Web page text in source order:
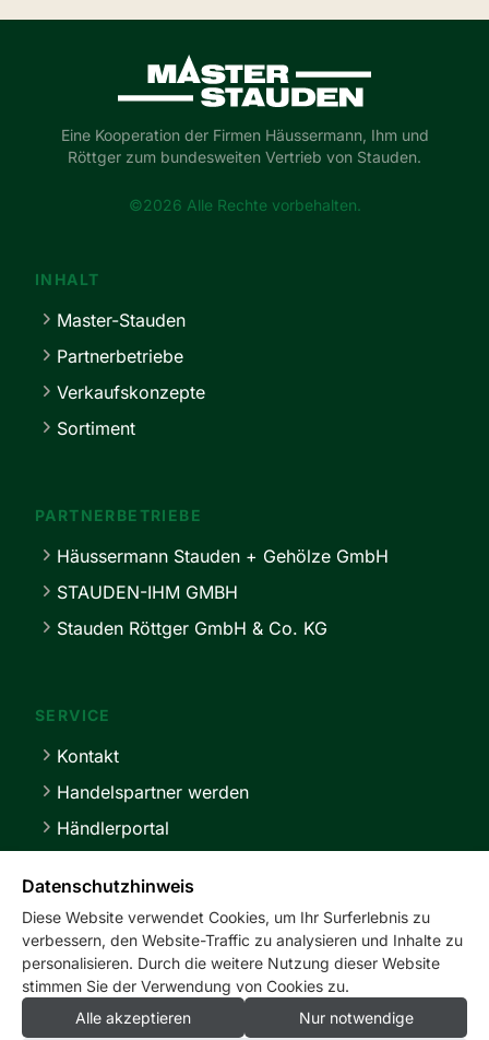
Master-Stauden
Eine Kooperation der Firmen Häussermann, Ihm und
Röttger zum bundesweiten Vertrieb von Stauden.
©2026 Alle Rechte vorbehalten.
INHALT
Master-Stauden
Partnerbetriebe
Verkaufskonzepte
Sortiment
PARTNERBETRIEBE
Häussermann Stauden + Gehölze GmbH
STAUDEN-IHM GMBH
Stauden Röttger GmbH & Co. KG
SERVICE
Kontakt
Handelspartner werden
Händlerportal
service@master-stauden.de 0 41 03 / 92 94 -0
Datenschutzhinweis
Diese Website verwendet Cookies, um Ihr Surferlebnis zu
verbessern, den Website-Traffic zu analysieren und Inhalte zu
personalisieren. Durch die weitere Nutzung dieser Website
stimmen Sie der Verwendung von Cookies zu.
Alle akzeptieren
Nur notwendige